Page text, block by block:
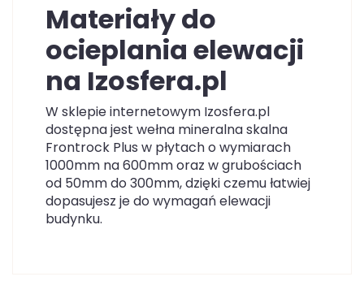
Materiały do
ocieplania elewacji
na Izosfera.pl
W sklepie internetowym Izosfera.pl
dostępna jest wełna mineralna skalna
Frontrock Plus w płytach o wymiarach
1000mm na 600mm oraz w grubościach
od 50mm do 300mm, dzięki czemu łatwiej
dopasujesz je do wymagań elewacji
budynku.